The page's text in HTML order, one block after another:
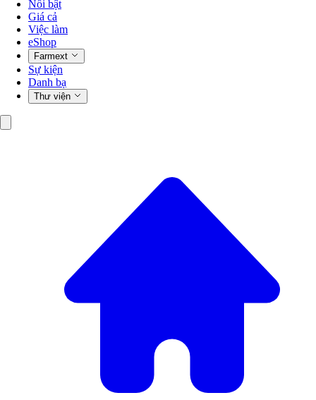
Nổi bật
Giá cả
Việc làm
eShop
Farmext
Sự kiện
Danh bạ
Thư viện